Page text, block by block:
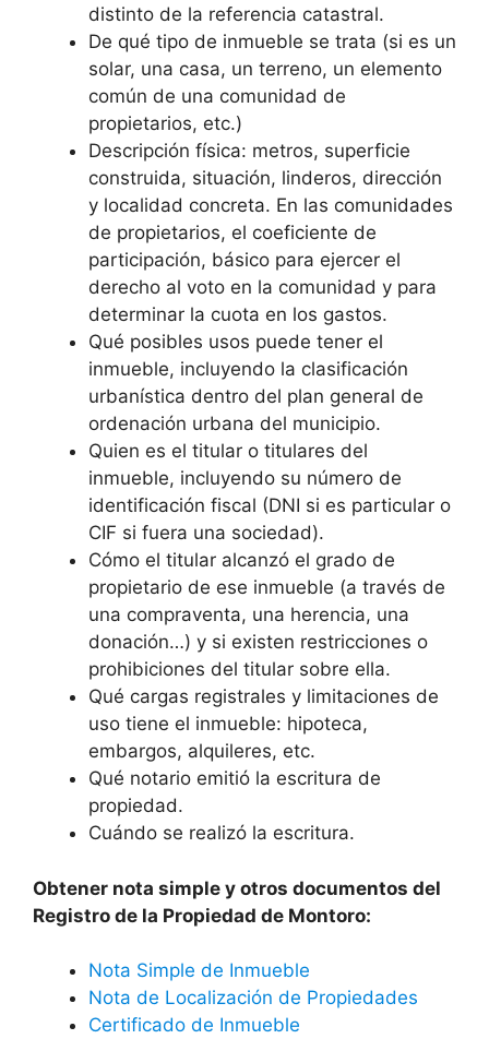
distinto de la referencia catastral.
De qué tipo de inmueble se trata (si es un
solar, una casa, un terreno, un elemento
común de una comunidad de
propietarios, etc.)
Descripción física: metros, superficie
construida, situación, linderos, dirección
y localidad concreta. En las comunidades
de propietarios, el coeficiente de
participación, básico para ejercer el
derecho al voto en la comunidad y para
determinar la cuota en los gastos.
Qué posibles usos puede tener el
inmueble, incluyendo la clasificación
urbanística dentro del plan general de
ordenación urbana del municipio.
Quien es el titular o titulares del
inmueble, incluyendo su número de
identificación fiscal (DNI si es particular o
CIF si fuera una sociedad).
Cómo el titular alcanzó el grado de
propietario de ese inmueble (a través de
una compraventa, una herencia, una
donación…) y si existen restricciones o
prohibiciones del titular sobre ella.
Qué cargas registrales y limitaciones de
uso tiene el inmueble: hipoteca,
embargos, alquileres, etc.
Qué notario emitió la escritura de
propiedad.
Cuándo se realizó la escritura.
Obtener nota simple y otros documentos del
Registro de la Propiedad de Montoro:
Nota Simple de Inmueble
Nota de Localización de Propiedades
Certificado de Inmueble